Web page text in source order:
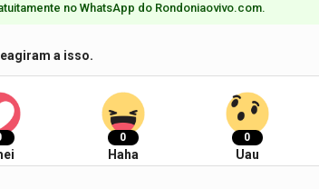
no WhatsApp do Rondoniaovivo.com.​
a isso.
0
Haha
0
Uau